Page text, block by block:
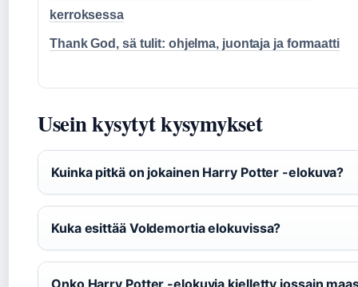
kerroksessa
Thank God, sä tulit: ohjelma, juontaja ja formaatti
Usein kysytyt kysymykset
Kuinka pitkä on jokainen Harry Potter -elokuva?
Kuka esittää Voldemortia elokuvissa?
Onko Harry Potter -elokuvia kielletty jossain